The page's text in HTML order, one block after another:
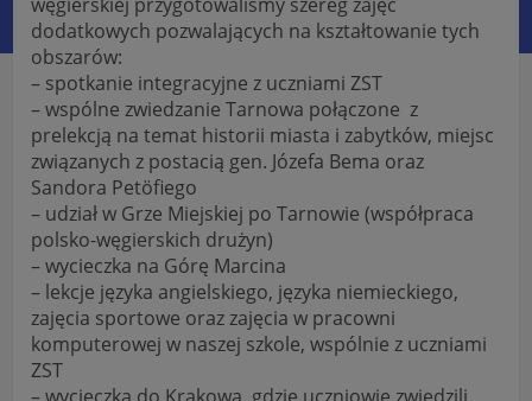
dodatkowych pozwalających na kształtowanie tych
obszarów:
– spotkanie integracyjne z uczniami ZST
– wspólne zwiedzanie Tarnowa połączone z
prelekcją na temat historii miasta i zabytków, miejsc
związanych z postacią gen. Józefa Bema oraz
Sandora Petöfiego
– udział w Grze Miejskiej po Tarnowie (współpraca
polsko-węgierskich drużyn)
– wycieczka na Górę Marcina
– lekcje języka angielskiego, języka niemieckiego,
zajęcia sportowe oraz zajęcia w pracowni
komputerowej w naszej szkole, wspólnie z uczniami
ZST